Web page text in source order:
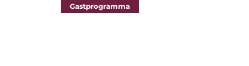
Gastprogramma